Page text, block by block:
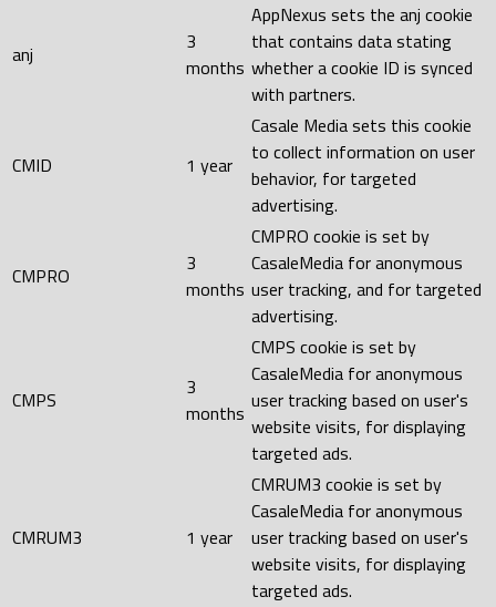
anj
3
months
AppNexus sets the anj cookie
that contains data stating
whether a cookie ID is synced
with partners.
CMID 1 year
Casale Media sets this cookie
to collect information on user
behavior, for targeted
advertising.
CMPRO
3
months
CMPRO cookie is set by
CasaleMedia for anonymous
user tracking, and for targeted
advertising.
CMPS
3
months
CMPS cookie is set by
CasaleMedia for anonymous
user tracking based on user's
website visits, for displaying
targeted ads.
CMRUM3 1 year
CMRUM3 cookie is set by
CasaleMedia for anonymous
user tracking based on user's
website visits, for displaying
targeted ads.